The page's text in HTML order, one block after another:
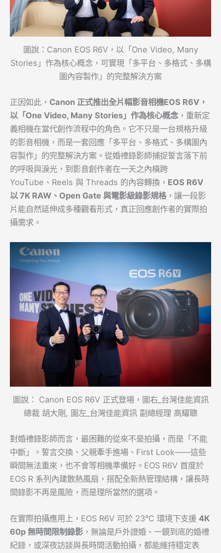
圖說：Canon EOS R6V，以「One Video, Many
Stories」作為核心概念，可實現「多平台、多格式、多構
圖內容製作」的完整解決方案
正因如此， Canon 正式推出全片幅影音相機EOS R6V ，
以「One Video, Many Stories 」作為核心概念，重新定
義相機在當代創作流程中的角色。它不只是一台規格升級
的影音相機，而是一套回應「多平台、多格式、多構圖內
容製作」的完整解決方案。從婚禮錄影師捕捉誓言落下前
的呼吸與淚光，到影音創作者在一天之內橫跨
YouTube、Reels 與 Threads 的內容轉換， EOS R6V
以 7K RAW 、 Open Gate 與電影級錄影規格，讓一段影
片能自然延伸成多種觀看形式，真正回應創作者的實際拍
攝需求。
圖說： Canon EOS R6V 正式登場，圖右_台灣佳能資訊
總裁 胡大剛, 圖左_台灣佳能資訊 副總經理 高耀聰
對婚禮錄影師而言，最困難的從來不是拍攝，而是「不能
中斷」。誓言交換、父親牽手進場、First Look——這些
瞬間無法重來，也不會等相機準備好。EOS R6V 首度於
EOS R 系列內建散熱風扇，搭配全新熱管理結構，讓長時
間錄影不再是風險，而是理所當然的選項。
在實際拍攝應用上，EOS R6V 可於 23°C 環境下支援 4K
60p 無時間限制錄影，無論是戶外證婚、一鏡到底的婚禮
紀錄，或深夜訪談與長時間活動拍攝，都能維持穩定表